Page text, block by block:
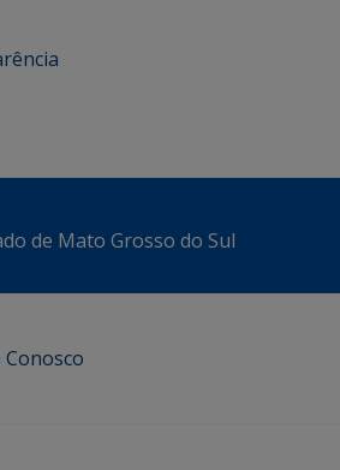
de Mato Grosso do Sul
Conosco